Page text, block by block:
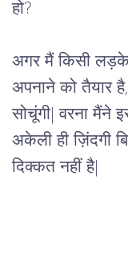
हो?
अगर मैं किसी
अपनाने को तैयार
सोचूंगी| वरना मैंने
अकेली ही ज़िंदगी
दिक्कत नहीं है|